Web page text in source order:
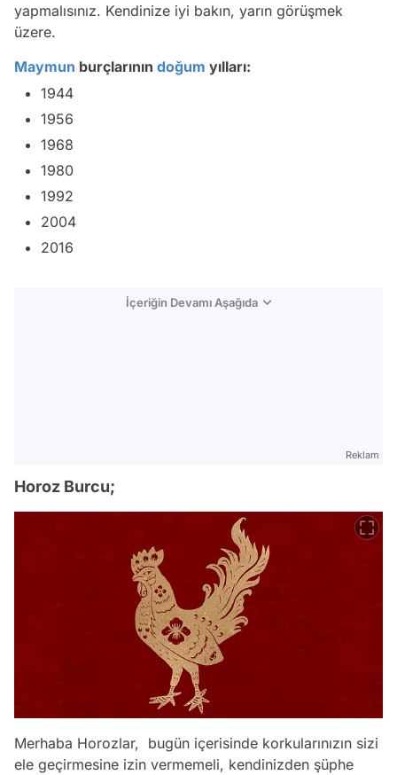
yapmalısınız. Kendinize iyi bakın, yarın görüşmek
üzere.
Maymun burçlarının doğum yılları:
1944
1956
1968
1980
1992
2004
2016
İçeriğin Devamı Aşağıda
Reklam
Horoz Burcu;
Merhaba Horozlar, bugün içerisinde korkularınızın sizi
ele geçirmesine izin vermemeli, kendinizden şüphe